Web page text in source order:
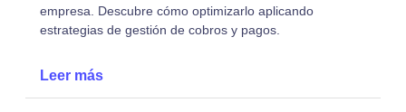
empresa. Descubre cómo optimizarlo aplicando
estrategias de gestión de cobros y pagos.
Leer más